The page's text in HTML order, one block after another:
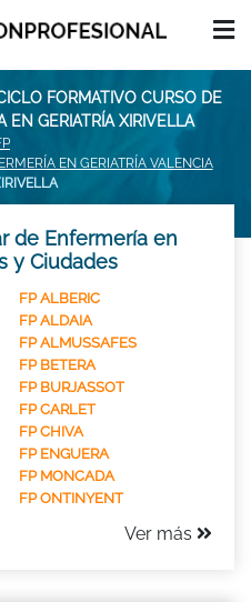
FORMATIVO CURSO DE
EN GERIATRÍA XIRIVELLA
EN GERIATRÍA VALENCIA
de Enfermería en
y Ciudades
FP ALBERIC
FP ALDAIA
FP ALMUSSAFES
FP BETERA
FP BURJASSOT
FP CARLET
FP CHIVA
FP ENGUERA
FP MONCADA
FP ONTINYENT
Ver más